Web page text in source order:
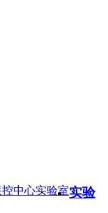
控中心实验室实验